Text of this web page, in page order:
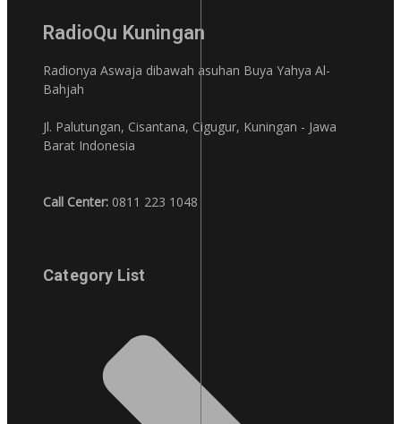
RadioQu Kuningan
Radionya Aswaja dibawah asuhan Buya Yahya Al-
Bahjah
Jl. Palutungan, Cisantana, Cigugur, Kuningan - Jawa
Barat Indonesia
Call Center: 0811 223 1048
Category List